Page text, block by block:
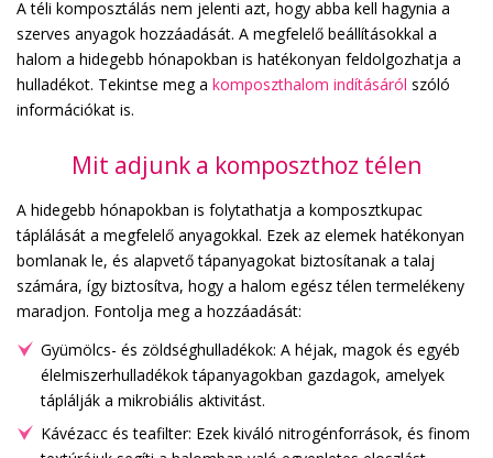
A téli komposztálás nem jelenti azt, hogy abba kell hagynia a
szerves anyagok hozzáadását. A megfelelő beállításokkal a
halom a hidegebb hónapokban is hatékonyan feldolgozhatja a
hulladékot. Tekintse meg a komposzthalom indításáról szóló
információkat is.
Mit adjunk a komposzthoz télen
A hidegebb hónapokban is folytathatja a komposztkupac
táplálását a megfelelő anyagokkal. Ezek az elemek hatékonyan
bomlanak le, és alapvető tápanyagokat biztosítanak a talaj
számára, így biztosítva, hogy a halom egész télen termelékeny
maradjon. Fontolja meg a hozzáadását:
Gyümölcs- és zöldséghulladékok: A héjak, magok és egyéb
élelmiszerhulladékok tápanyagokban gazdagok, amelyek
táplálják a mikrobiális aktivitást.
Kávézacc és teafilter: Ezek kiváló nitrogénforrások, és finom